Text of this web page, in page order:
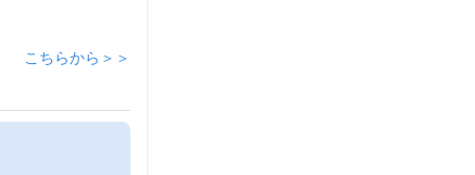
こちらから＞＞